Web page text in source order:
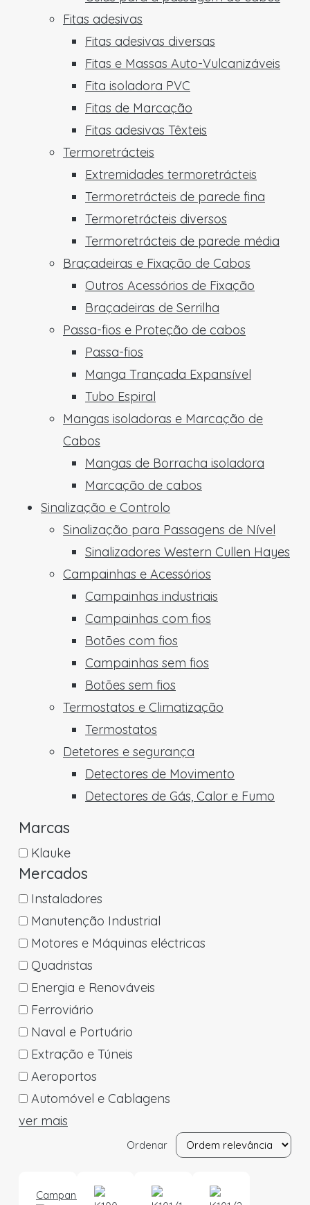
Fitas adesivas
Fitas adesivas diversas
Fitas e Massas Auto-Vulcanizáveis
Fita isoladora PVC
Fitas de Marcação
Fitas adesivas Têxteis
Termoretrácteis
Extremidades termoretrácteis
Termoretrácteis de parede fina
Termoretrácteis diversos
Termoretrácteis de parede média
Braçadeiras e Fixação de Cabos
Outros Acessórios de Fixação
Braçadeiras de Serrilha
Passa-fios e Proteção de cabos
Passa-fios
Manga Trançada Expansível
Tubo Espiral
Mangas isoladoras e Marcação de
Cabos
Mangas de Borracha isoladora
Marcação de cabos
Sinalização e Controlo
Sinalização para Passagens de Nível
Sinalizadores Western Cullen Hayes
Campainhas e Acessórios
Campainhas industriais
Campainhas com fios
Botões com fios
Campainhas sem fios
Botões sem fios
Termostatos e Climatização
Termostatos
Detetores e segurança
Detectores de Movimento
Detectores de Gás, Calor e Fumo
Marcas
Klauke
Mercados
Instaladores
Manutenção Industrial
Motores e Máquinas eléctricas
Quadristas
Energia e Renováveis
Ferroviário
Naval e Portuário
Extração e Túneis
Aeroportos
Automóvel e Cablagens
ver mais
Ordenar
Campanha